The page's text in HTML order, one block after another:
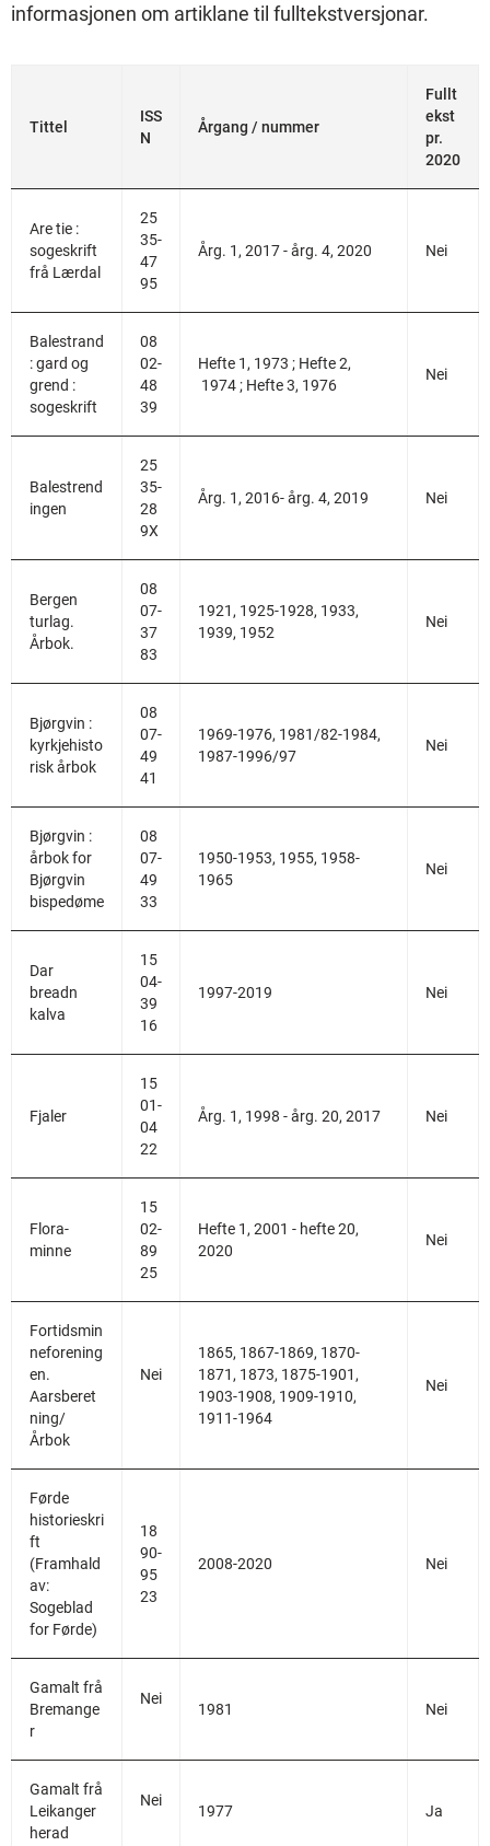
informasjonen om artiklane til fulltekstversjonar.
Tittel
ISS
N
Årgang / nummer
Fullt
ekst
pr.
2020
Are tie :
sogeskrift
frå Lærdal
25
35-
47
95
Årg. 1, 2017 - årg. 4, 2020 Nei
Balestrand
: gard og
grend :
sogeskrift
08
02-
48
39
Hefte 1, 1973 ; Hefte 2,
1974 ; Hefte 3, 1976
Nei
Balestrend
ingen
25
35-
28
9X
Årg. 1, 2016- årg. 4, 2019 Nei
Bergen
turlag.
Årbok.
08
07-
37
83
1921, 1925-1928, 1933,
1939, 1952
Nei
Bjørgvin :
kyrkjehisto
risk årbok
08
07-
49
41
1969-1976, 1981/82-1984,
1987-1996/97
Nei
Bjørgvin :
årbok for
Bjørgvin
bispedøme
08
07-
49
33
1950-1953, 1955, 1958-
1965
Nei
Dar
breadn
kalva
15
04-
39
16
1997-2019 Nei
Fjaler
15
01-
04
22
Årg. 1, 1998 - årg. 20, 2017 Nei
Flora-
minne
15
02-
89
25
Hefte 1, 2001 - hefte 20,
2020
Nei
Fortidsmin
neforening
en.
Aarsberet
ning/
Årbok
Nei
1865, 1867-1869, 1870-
1871, 1873, 1875-1901,
1903-1908, 1909-1910,
1911-1964
Nei
Førde
historieskri
ft
(Framhald
av:
Sogeblad
for Førde)
18
90-
95
23
2008-2020 Nei
Gamalt frå
Bremange
r
Nei
1981 Nei
Gamalt frå
Leikanger
herad
Nei
1977 Ja